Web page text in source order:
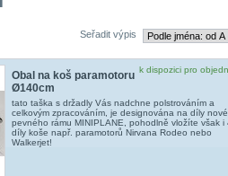
Seřadit výpis
k dispozici pro
Obal na koš paramotoru
Ø140cm
tato taška s držadly Vás nadchne polstrováním a
celkovým zpracováním, je designována na díly
pevného rámu MINIPLANE, pohodlně vložíte však i
díly koše např. paramotorů Nirvana Rodeo nebo
Walkerjet!